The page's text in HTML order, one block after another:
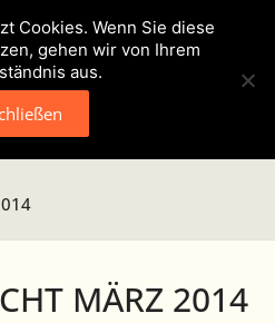
MÄRZ 2014
Cookies. Wenn Sie diese
gehen wir von Ihrem
aus.